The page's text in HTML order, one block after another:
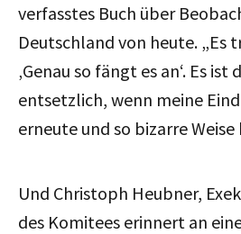
verfasstes Buch über
Deutschland von heute. „Es
‚Genau so fängt es an‘. Es ist
entsetzlich, wenn meine
erneute und so bizarre
Und Christoph Heubner,
des Komitees erinnert an